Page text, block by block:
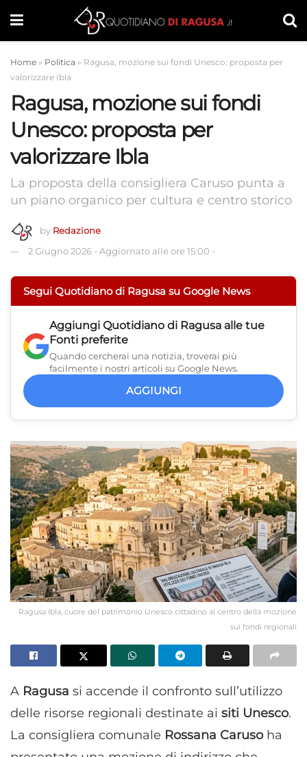
Home » Politica » Ragusa, mozione sui fondi Unesco: proposta per
valorizzare Ibla
Ragusa, mozione sui fondi
Unesco: proposta per
valorizzare Ibla
La proposta della consigliera Caruso punta a
un piano organico per cultura e centro storico
by Redazione
2 Giugno 2026 - Aggiornato alle ore 15:00 -
Segui Quotidiano di Ragusa su Google News
Aggiungi Quotidiano di Ragusa alle tue
Fonti preferite
Quando cercherai una notizia, troverai più
facilmente i nostri articoli su Google News.
AGGIUNGI
Ragusa Ibla, cuore del patrimonio Unesco cittadino al centro della mozione
sui fondi regionali
A Ragusa si accende il confronto sull’utilizzo
delle risorse regionali destinate ai siti Unesco.
La consigliera comunale Rossana Carusoha